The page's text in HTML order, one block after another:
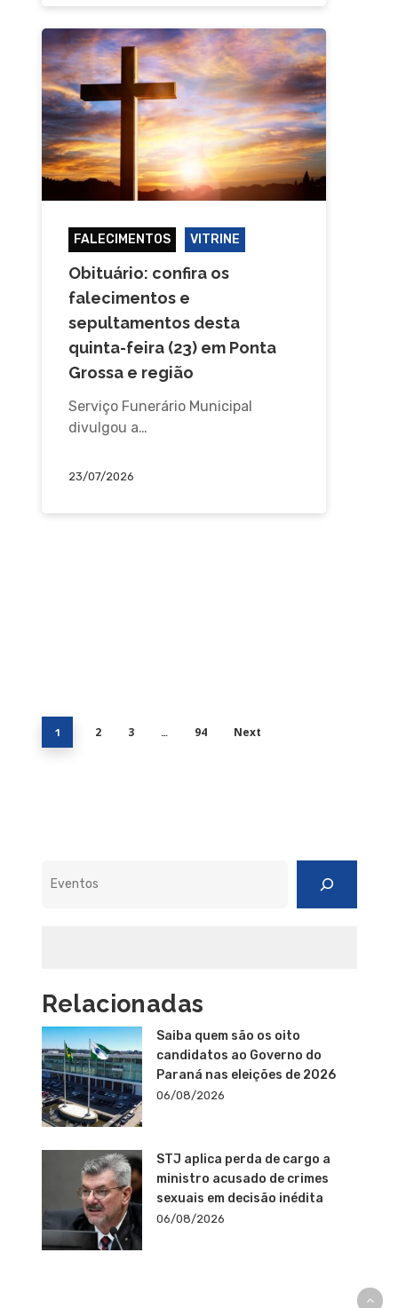
FALECIMENTOS VITRINE
Obituário: confira os
falecimentos e
sepultamentos desta
quinta-feira (23) em Ponta
Grossa e região
Serviço Funerário Municipal
divulgou a…
23/07/2026
1 2 3 … 94 Next
Relacionadas
Saiba quem são os oito
candidatos ao Governo do
Paraná nas eleições de 2026
06/08/2026
STJ aplica perda de cargo a
ministro acusado de crimes
sexuais em decisão inédita
06/08/2026